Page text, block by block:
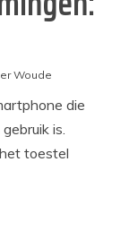
Woude
die
is.
toestel